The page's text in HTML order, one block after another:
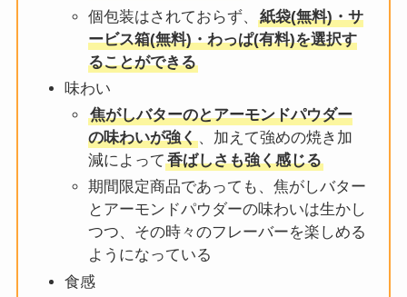
個包装はされておらず、
紙袋(無料)・サ
ービス箱(無料)・わっぱ(有料)を選択す
ることができる
味わい
焦がしバターのとアーモンドパウダー
の味わいが強く、加えて強めの焼き加
減によって香ばしさも強く感じる
期間限定商品であっても、焦がしバター
とアーモンドパウダーの味わいは生かし
つつ、その時々のフレーバーを楽しめる
ようになっている
食感